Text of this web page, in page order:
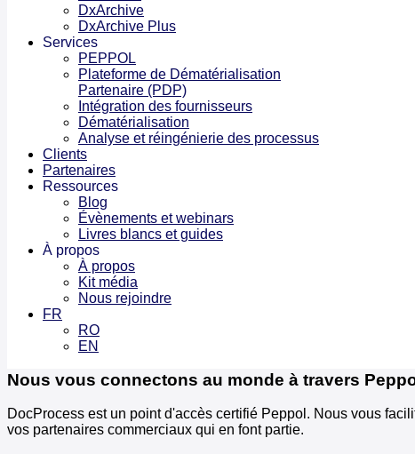
DxArchive
DxArchive Plus
Services
PEPPOL
Plateforme de Dématérialisation
Partenaire (PDP)
Intégration des fournisseurs
Dématérialisation
Analyse et réingénierie des processus
Clients
Partenaires
Ressources
Blog
Évènements et webinars
Livres blancs et guides
À propos
À propos
Kit média
Nous rejoindre
FR
RO
EN
Nous vous connectons au monde à travers
DocProcess est un point d'accès certifié Peppol. Nous vous
vos partenaires commerciaux qui en font partie.